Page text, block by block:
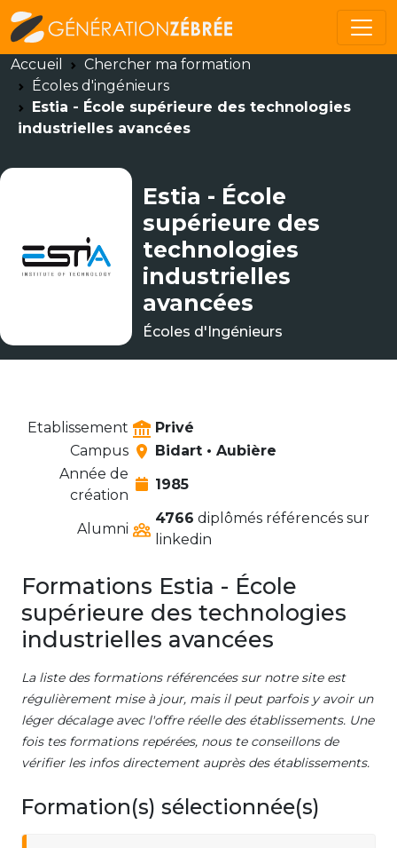
Accueil
Chercher ma formation
Écoles d'ingénieurs
Estia - École supérieure des technologies
industrielles avancées
Estia - École
supérieure des
technologies
industrielles
avancées
Écoles d'Ingénieurs
Etablissement
Privé
Campus
Bidart • Aubière
Année de
création
1985
Alumni
4766 diplômés référencés sur
linkedin
Formations Estia - École
supérieure des technologies
industrielles avancées
La liste des formations référencées sur notre site est
régulièrement mise à jour, mais il peut parfois y avoir un
léger décalage avec l'offre réelle des établissements. Une
fois tes formations repérées, nous te conseillons de
vérifier les infos directement auprès des établissements.
Formation(s) sélectionnée(s)